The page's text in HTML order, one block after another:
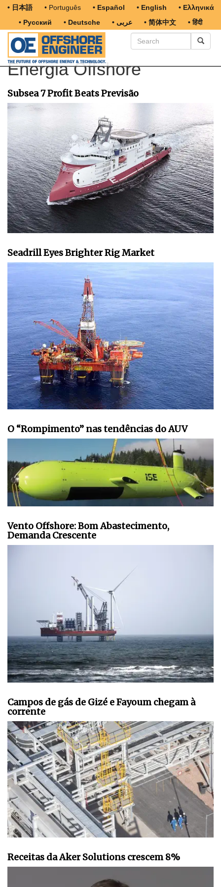
• 日本語 • Português • Español • English
• Ελληνικά
• Русский
• Deutsche • عربى • 简体中文 • हिंदी
Energia Offshore
Subsea 7 Profit Beats Previsão
Seadrill Eyes Brighter Rig Market
O “Rompimento” nas tendências do AUV
Vento Offshore: Bom Abastecimento,
Demanda Crescente
Campos de gás de Gizé e Fayoum chegam à
corrente
Receitas da Aker Solutions crescem 8%